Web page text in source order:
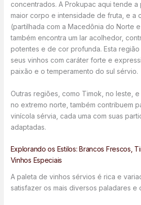
concentrados. A Prokupac aqui tende a
maior corpo e intensidade de fruta, e a
(partilhada com a Macedônia do Norte
também encontra um lar acolhedor,
potentes e de cor profunda. Esta
seus vinhos com caráter forte e
paixão e o temperamento do sul sérvio.
Outras regiões, como Timok, no leste,
no extremo norte, também contribuem
vinícola sérvia, cada uma com suas
adaptadas.
Explorando os Estilos: Brancos Frescos,
Vinhos Especiais
A paleta de vinhos sérvios é rica e
satisfazer os mais diversos paladares e